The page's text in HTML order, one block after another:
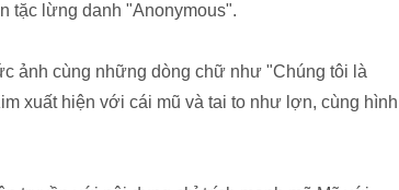
tặc lừng danh "Anonymous".
ảnh cùng những dòng chữ như "Chúng tôi là
xuất hiện với cái mũ và tai to như lợn, cùng hình